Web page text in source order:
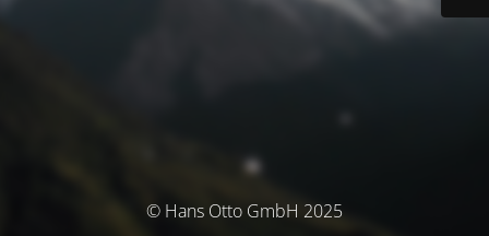
© Hans Otto GmbH 2025